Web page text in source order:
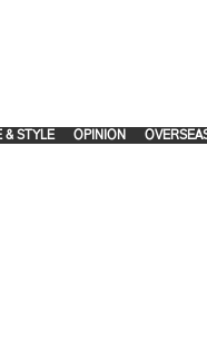
OPINION
& STYLE . .